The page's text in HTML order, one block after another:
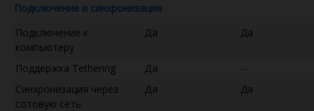
Подключение и синхронизация
Подключение к
компьютеру
Да Да
Поддержка Tethering Да
--
Синхронизация через
сотовую сеть
Да Да